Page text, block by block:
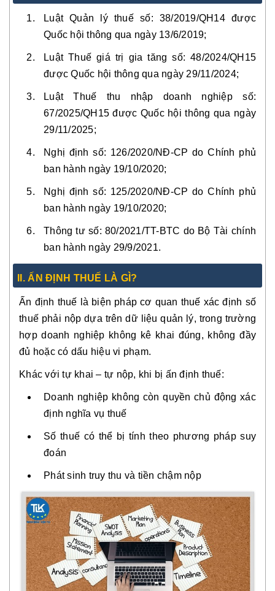
Luật Quản lý thuế số: 38/2019/QH14 được
Quốc hội thông qua ngày 13/6/2019;
Luật Thuế giá trị gia tăng số: 48/2024/QH15
được Quốc hội thông qua ngày 29/11/2024;
Luật Thuế thu nhập doanh nghiệp số:
67/2025/QH15 được Quốc hội thông qua ngày
29/11/2025;
Nghị định số: 126/2020/NĐ-CP do Chính phủ
ban hành ngày 19/10/2020;
Nghị định số: 125/2020/NĐ-CP do Chính phủ
ban hành ngày 19/10/2020;
Thông tư số: 80/2021/TT-BTC do Bộ Tài chính
ban hành ngày 29/9/2021.
II. ẤN ĐỊNH THUẾ LÀ GÌ?
Ấn định thuế là biện pháp cơ quan thuế xác định số
thuế phải nộp dựa trên dữ liệu quản lý, trong trường
hợp doanh nghiệp không kê khai đúng, không đầy
đủ hoặc có dấu hiệu vi phạm.
Khác với tự khai – tự nộp, khi bị ấn định thuế:
Doanh nghiệp không còn quyền chủ động xác
định nghĩa vụ thuế
Số thuế có thể bị tính theo phương pháp suy
đoán
Phát sinh truy thu và tiền chậm nộp